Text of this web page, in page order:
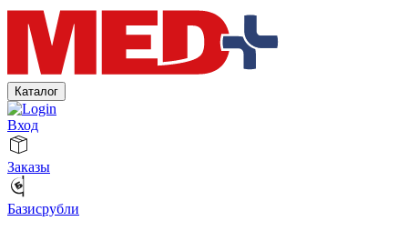
Каталог
Вход
Заказы
Базисрубли